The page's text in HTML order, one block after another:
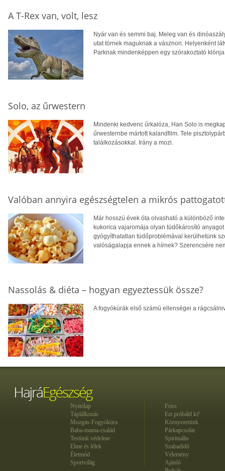
A T-Rex van, volt, lesz
Nyár van és semmi baj. Meleg van és
utat törnek maguknak a vásznon. Helyenként
Parknak mindenképpen egy szórakoztató
Solo, az űrwestern
Mindenki kedvenc űrkalóza, Han Solo is
űrwesternbe mártott kalandfilm. Tele
találkozásokkal. Irány a mozi.
Valóban annyira egészségtelen a mikrós
Már hosszú évek óta olvasható a különböző
kukorica vajaromája olyan tüdőkárosító
gyógyíthatatlan tüdőproblémával kerülhetünk
valóságalapja ennek a hírnek? Szerencsére
Nassolás & diéta – hogyan egyeztessük össze?
A fogyókúrák első számú ellenségei a
Nyitólap
Táplálkozás
Mozgás-Fogyókúra
Baba-mama-család
Testünk védelme
Elme és lélek
Életmód
Sportvilág
Friss
Ezt próbáld ki!
Környezetünk
Párkapcsolat
Spirituális
Szabadidő
Vélemény
Ajánló